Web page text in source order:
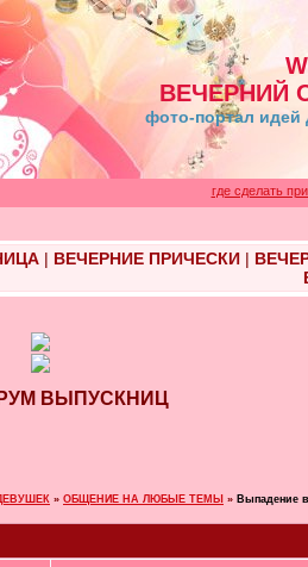
ВЕЧЕРНИЙ
фото-портал идей
где сделать
| ВЕЧЕРНИЕ ПРИЧЕСКИ|
ВЫПУСКНИЦ
» ОБЩЕНИЕ НА ЛЮБЫЕ ТЕМЫ » Выпадение